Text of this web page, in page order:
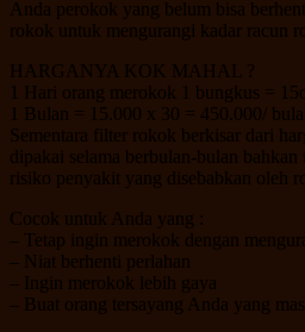
Anda perokok yang belum bisa
rokok untuk mengurangi kadar racun
HARGANYA KOK MAHAL ?
1 Hari orang merokok 1 bungkus =
1 Bulan = 15.000 x 30 = 450.000/
Sementara filter rokok berkisar dari
dipakai selama berbulan-bulan
risiko penyakit yang disebabkan oleh
Cocok untuk Anda yang :
– Tetap ingin merokok dengan
– Niat berhenti perlahan
– Ingin merokok lebih gaya
– Buat orang tersayang Anda yang